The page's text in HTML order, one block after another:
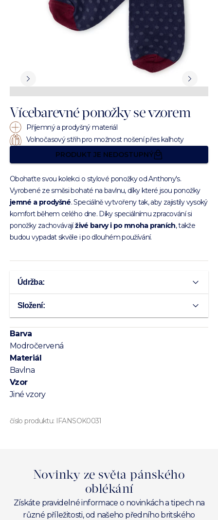
Vícebarevné ponožky se vzorem
Příjemný a prodyšný materiál
Volnočasový střih pro možnost nošení přes kalhoty
PRODUKT JE NEDOSTUPNÝ
Obohaťte svou kolekci o stylové ponožky od Anthony's.
Vyrobené ze směsi bohaté na bavlnu, díky které jsou ponožky
jemné a prodyšné. Speciálně vytvořeny tak, aby zajistily vysoký
komfort během celého dne. Díky speciálnímu zpracování si
ponožky zachovávajíživé barvy i po mnoha praních, takže
budou vypadat skvěle i po dlouhém používání.
Údržba:
Složení:
Barva
Modročervená
Materiál
Bavlna
Vzor
Jiné vzory
číslo produktu: IFANSOK0031
Novinky ze světa pánského
oblékání
Získáte pravidelné informace o novinkách a tipech na
různé příležitosti, od našeho předního britského